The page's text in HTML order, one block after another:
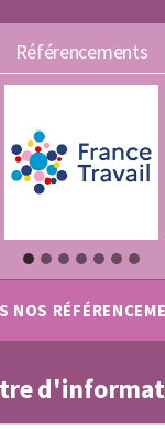
Référencements
NOS